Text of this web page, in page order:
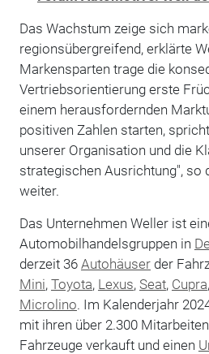
Das Wachstum zeige sich
regionsübergreifend, erklärte
Markensparten trage die
Vertriebsorientierung erste
einem herausfordernden
positiven Zahlen starten,
unserer Organisation und die
strategischen Ausrichtung", so
weiter.
Das Unternehmen Weller ist
Automobilhandelsgruppen in
derzeit 36 Autohäuserder
Mini, Toyota, Lexus, Seat, Cupra,
Microlino. Im Kalenderjahr
mit ihren über 2.300
Fahrzeuge verkauft und einen